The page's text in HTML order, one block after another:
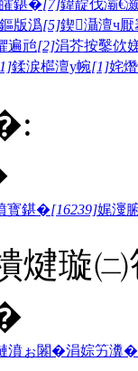
鍖�[7]鍏靛伐灞€
版潙[5]鍥灄澶ч
遍兘[2]涓芥按鑿佽
鍒涙櫙澶у帵[1]姹
寳鍖�[16239]娓濅
煡璇
濆ぉ闂�涓婃竻瀵�